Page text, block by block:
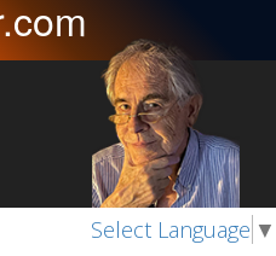
Select Language ▼